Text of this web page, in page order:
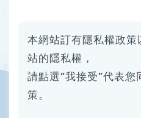
本網站訂有隱私權政
站的隱私權，
請點選”我接受”代表
策。